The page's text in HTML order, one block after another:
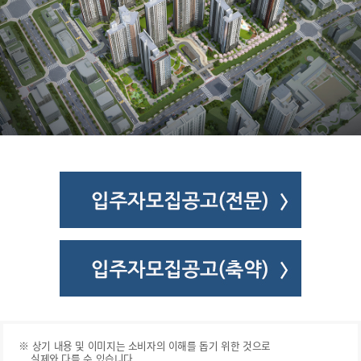
※ 상기 내용 및 이미지는 소비자의 이해를 돕기 위한 것으로